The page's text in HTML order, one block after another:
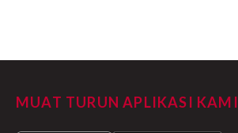
MUAT TURUN APLIKASI KAMI